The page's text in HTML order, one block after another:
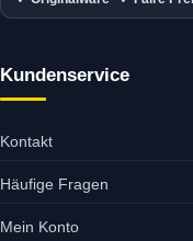
Kundenservice
Kontakt
Häufige Fragen
Mein Konto